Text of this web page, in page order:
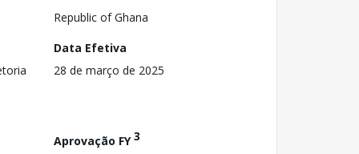
Republic of Ghana
Data Efetiva
28 de março de 2025
Aprovação FY3